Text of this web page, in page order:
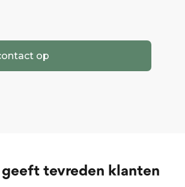
op
geeft tevreden klanten